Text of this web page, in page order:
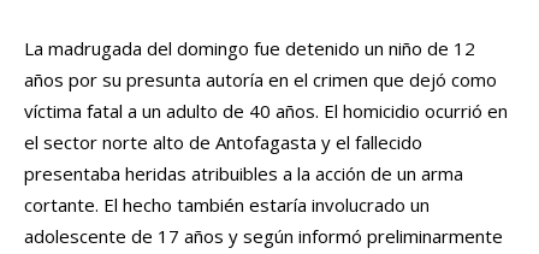
La madrugada del domingo fue detenido un niño de 12
años por su presunta autoría en el crimen que dejó como
víctima fatal a un adulto de 40 años. El homicidio ocurrió en
el sector norte alto de Antofagasta y el fallecido
presentaba heridas atribuibles a la acción de un arma
cortante. El hecho también estaría involucrado un
adolescente de 17 años y según informó preliminarmente